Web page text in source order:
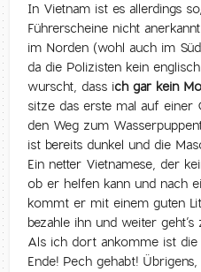
In Vietnam ist es allerdings
Führerscheine nicht
im Norden (wohl auch im
da die Polizisten kein
wurscht, dass ich gar kein
sitze das erste mal auf einer
den Weg zum
ist bereits dunkel und die
Ein netter Vietnamese, der
ob er helfen kann und nach
kommt er mit einem guten
bezahle ihn und weiter
Als ich dort ankomme ist die
Ende! Pech gehabt!